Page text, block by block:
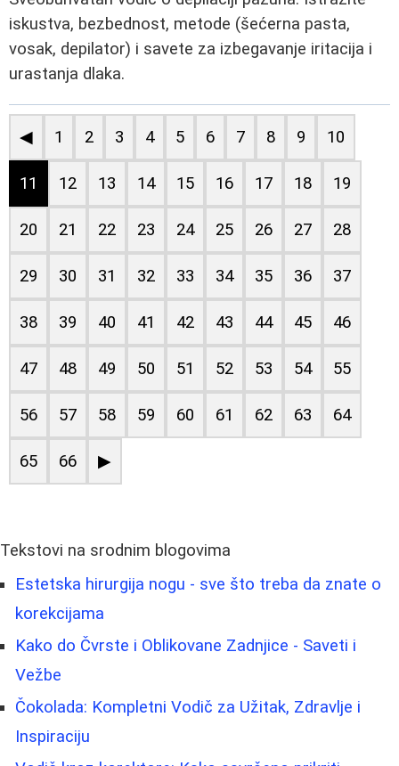
iskustva, bezbednost, metode (šećerna pasta,
vosak, depilator) i savete za izbegavanje iritacija i
urastanja dlaka.
◀ 1 2 3 4 5 6 7 8 9 10
11 12 13 14 15 16 17 18 19
20 21 22 23 24 25 26 27 28
29 30 31 32 33 34 35 36 37
38 39 40 41 42 43 44 45 46
47 48 49 50 51 52 53 54 55
56 57 58 59 60 61 62 63 64
65 66 ▶
Tekstovi na srodnim blogovima
Estetska hirurgija nogu - sve što treba da znate o
korekcijama
Kako do Čvrste i Oblikovane Zadnjice - Saveti i
Vežbe
Čokolada: Kompletni Vodič za Užitak, Zdravlje i
Inspiraciju